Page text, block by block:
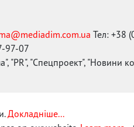
Тел: +38
97-07
"PR", "Спецпроект", "Новини
Докладніше...